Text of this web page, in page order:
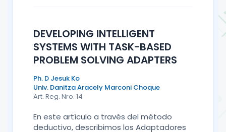
DEVELOPING INTELLIGENT
SYSTEMS WITH TASK-BASED
PROBLEM SOLVING ADAPTERS
Ph. D Jesuk Ko
Univ. Danitza Aracely Marconi Choque
Art. Reg. Nro. 14
En este artículo a través del método
deductivo, describimos los Adaptadores